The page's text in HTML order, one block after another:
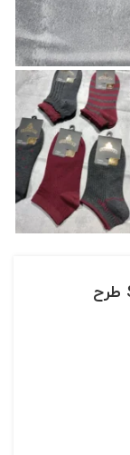
جوراب مچی زنانه برند Shayesteh طرح